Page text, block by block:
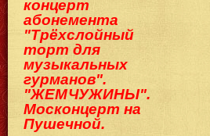
концерт
абонемента
"Трёхслойный
торт для
музыкальных
гурманов".
"ЖЕМЧУЖИНЫ".
Москонцерт на
Пушечной.